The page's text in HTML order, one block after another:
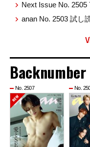
Next Issue No. 2505
anan No. 2503 試し
Backnumber
No. 2507 No.